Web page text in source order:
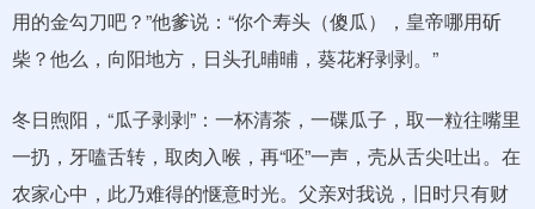
用的金勾刀吧？”他爹说：“你个寿头（傻瓜），皇帝哪用斫
柴？他么，向阳地方，日头孔晡晡，葵花籽剥剥。”
冬日煦阳，“瓜子剥剥”：一杯清茶，一碟瓜子，取一粒往嘴里
一扔，牙嗑舌转，取肉入喉，再“呸”一声，壳从舌尖吐出。在
农家心中，此乃难得的惬意时光。父亲对我说，旧时只有财